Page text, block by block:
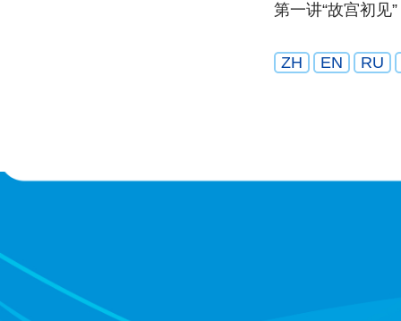
第一讲“故宫初见”
ZH EN RU